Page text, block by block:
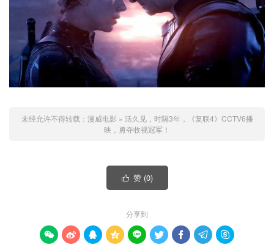
未经允许不得转载： 漫威电影 » 活久见，时隔3年，《复联4》CCTV6播
映，勇夺收视冠军！
 赞 (0)
分享到
        